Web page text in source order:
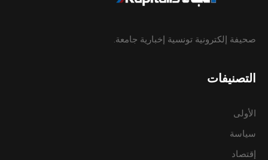
صحيفة إلكترونية تونسية إخبارية جامعة.
التصنيفات
الأولى
سياسة
إقتصاد